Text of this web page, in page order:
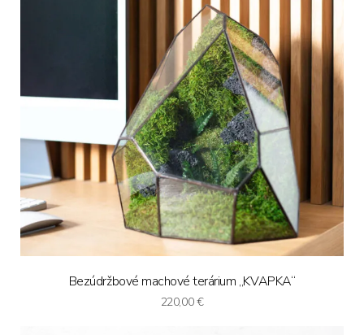
Bezúdržbové machové terárium „KVAPKA“
220,00€